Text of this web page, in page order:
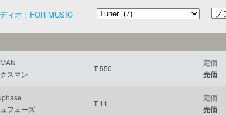
スマン
T-550
定価
売価
フェーズ
T-11
定価
売価